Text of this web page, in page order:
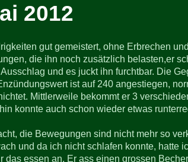
2012
gut gemeistert, ohne Erbrechen
die ihn noch zusätzlich belasten,er
und es juckt ihn furchtbar. Die
ist auf 240 angestiegen,
Mittlerweile bekommt er 3
konnte auch schon wieder etwas
die Bewegungen sind nicht mehr so
und da ich nicht schlafen konnte, hatte
essen an, Er ass einen grossen